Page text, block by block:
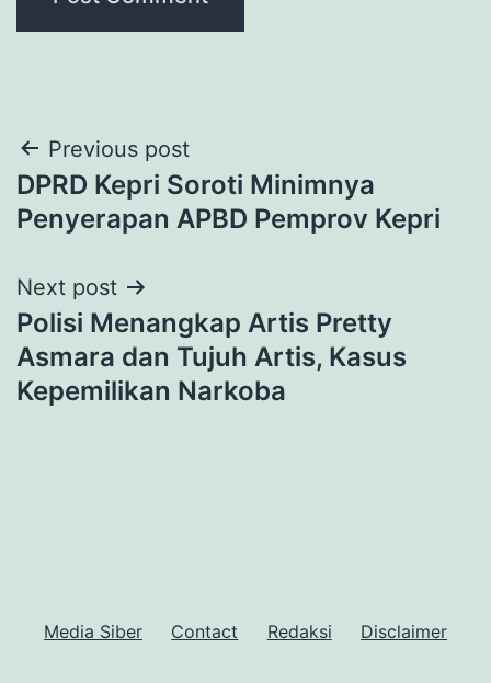
Post
navigation
Previous post
DPRD Kepri Soroti Minimnya
Penyerapan APBD Pemprov Kepri
Next post
Polisi Menangkap Artis Pretty
Asmara dan Tujuh Artis, Kasus
Kepemilikan Narkoba
Media Siber Contact Redaksi Disclaimer